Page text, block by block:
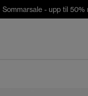
Sommarsale - upp til 50%